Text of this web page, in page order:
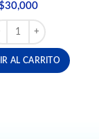
cantidad
30,000
AL CARRITO